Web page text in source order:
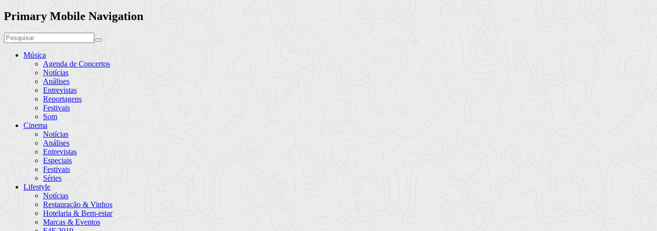
Primary Mobile Navigation
Música
Agenda de Concertos
Notícias
Análises
Entrevistas
Reportagens
Festivais
Som
Cinema
Notícias
Análises
Entrevistas
Especiais
Festivais
Séries
Lifestyle
Notícias
Restauração & Vinhos
Hotelaria & Bem-estar
Marcas & Eventos